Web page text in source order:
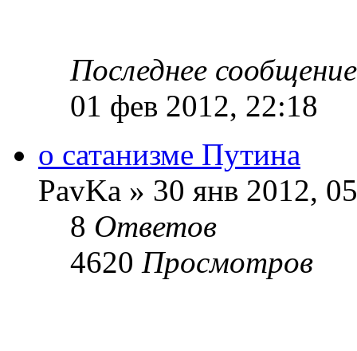
Последнее
01 фев 2012, 22:18
о сатанизме Путина
PavKa » 30 янв 2012,
8 Ответов
4620 Просмотров